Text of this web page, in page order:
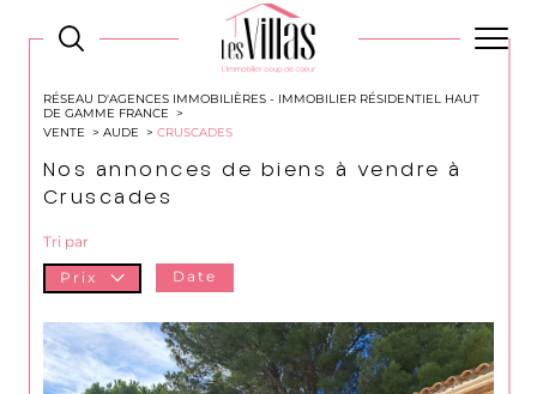
RÉSEAU D'AGENCES IMMOBILIÈRES - IMMOBILIER RÉSIDENTIEL HAUT
DE GAMME FRANCE
VENTE
AUDE CRUSCADES
Nos annonces de biens à vendre à
Cruscades
Tri par
Prix Date